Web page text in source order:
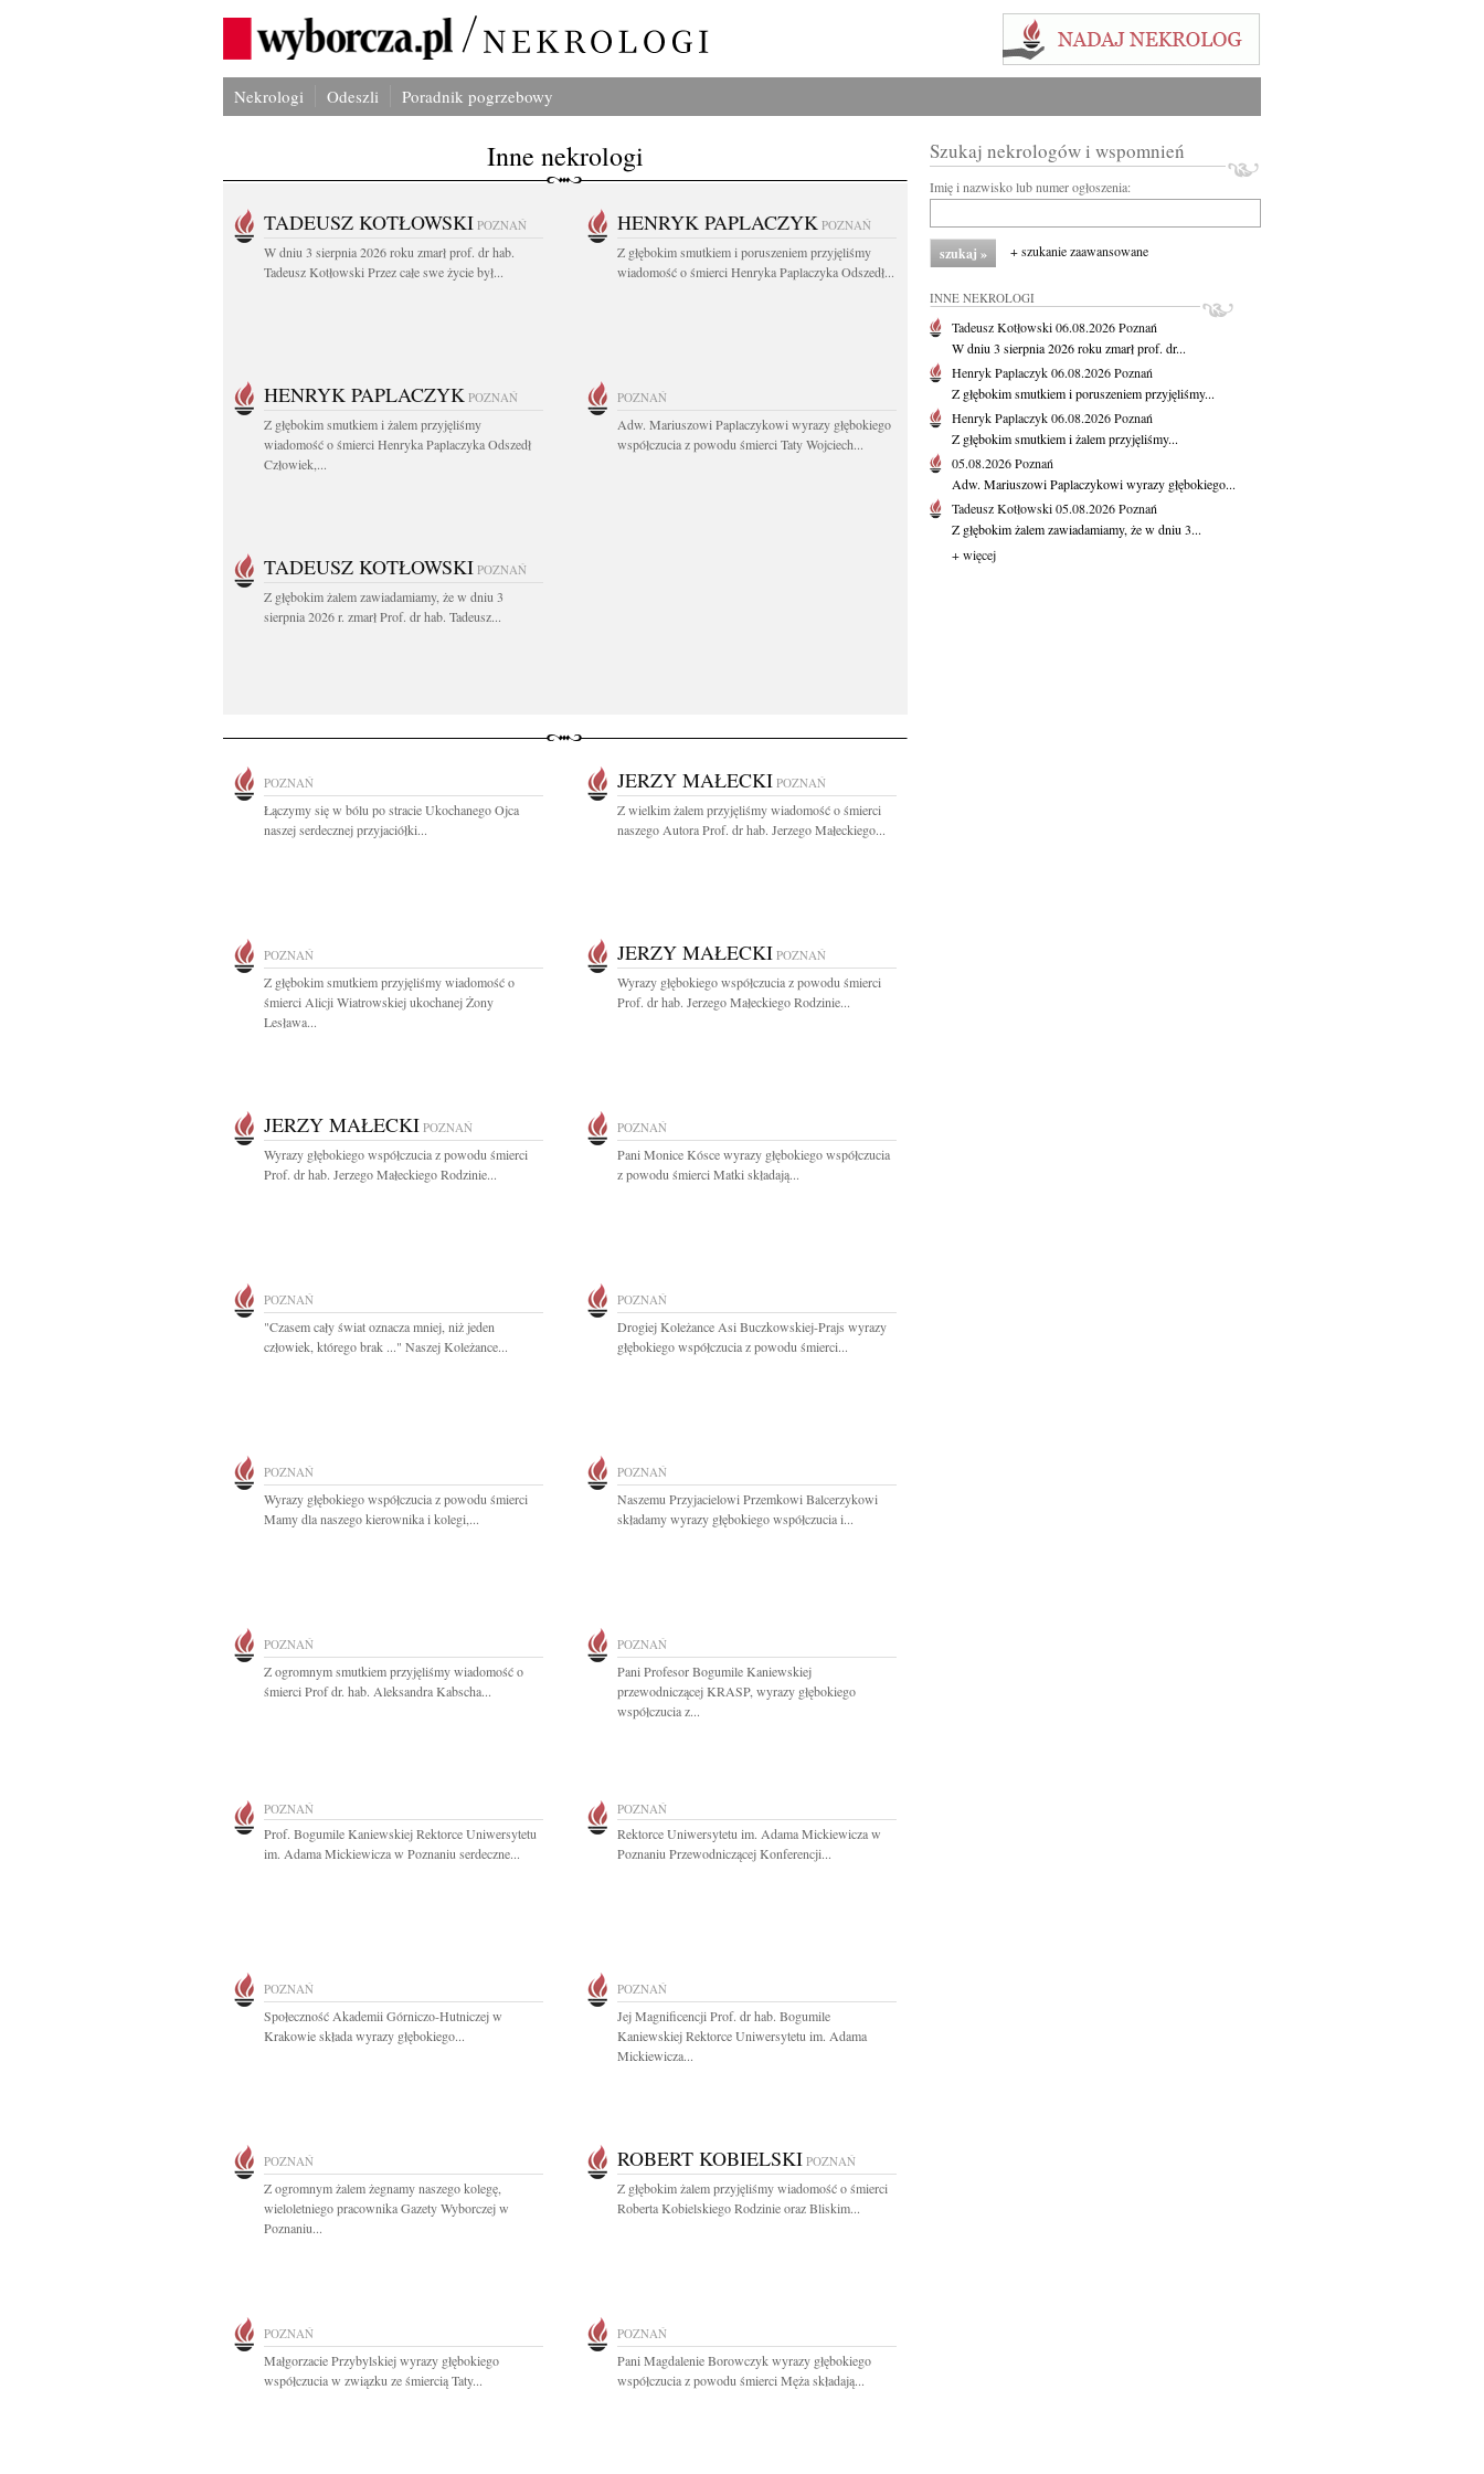
Nekrologi Odeszli Poradnik pogrzebowy
Inne nekrologi
TADEUSZ KOTŁOWSKI POZNAŃ
W dniu 3 sierpnia 2026 roku zmarł prof. dr hab.
Tadeusz Kotłowski Przez całe swe życie był...
HENRYK PAPLACZYK POZNAŃ
Z głębokim smutkiem i poruszeniem przyjęliśmy
wiadomość o śmierci Henryka Paplaczyka Odszedł...
HENRYK PAPLACZYK POZNAŃ
Z głębokim smutkiem i żalem przyjęliśmy
wiadomość o śmierci Henryka Paplaczyka Odszedł
Człowiek,...
POZNAŃ
Adw. Mariuszowi Paplaczykowi wyrazy głębokiego
współczucia z powodu śmierci Taty Wojciech...
TADEUSZ KOTŁOWSKI POZNAŃ
Z głębokim żalem zawiadamiamy, że w dniu 3
sierpnia 2026 r. zmarł Prof. dr hab. Tadeusz...
POZNAŃ
Łączymy się w bólu po stracie Ukochanego Ojca
naszej serdecznej przyjaciółki...
JERZY MAŁECKI POZNAŃ
Z wielkim żalem przyjęliśmy wiadomość o śmierci
naszego Autora Prof. dr hab. Jerzego Małeckiego...
POZNAŃ
Z głębokim smutkiem przyjęliśmy wiadomość o
śmierci Alicji Wiatrowskiej ukochanej Żony
Lesława...
JERZY MAŁECKI POZNAŃ
Wyrazy głębokiego współczucia z powodu śmierci
Prof. dr hab. Jerzego Małeckiego Rodzinie...
JERZY MAŁECKI POZNAŃ
Wyrazy głębokiego współczucia z powodu śmierci
Prof. dr hab. Jerzego Małeckiego Rodzinie...
POZNAŃ
Pani Monice Kósce wyrazy głębokiego współczucia
z powodu śmierci Matki składają...
POZNAŃ
"Czasem cały świat oznacza mniej, niż jeden
człowiek, którego brak ..." Naszej Koleżance...
POZNAŃ
Drogiej Koleżance Asi Buczkowskiej-Prajs wyrazy
głębokiego współczucia z powodu śmierci...
POZNAŃ
Wyrazy głębokiego współczucia z powodu śmierci
Mamy dla naszego kierownika i kolegi,...
POZNAŃ
Naszemu Przyjacielowi Przemkowi Balcerzykowi
składamy wyrazy głębokiego współczucia i...
POZNAŃ
Z ogromnym smutkiem przyjęliśmy wiadomość o
śmierci Prof dr. hab. Aleksandra Kabscha...
POZNAŃ
Pani Profesor Bogumile Kaniewskiej
przewodniczącej KRASP, wyrazy głębokiego
współczucia z...
POZNAŃ
Prof. Bogumile Kaniewskiej Rektorce Uniwersytetu
im. Adama Mickiewicza w Poznaniu serdeczne...
POZNAŃ
Rektorce Uniwersytetu im. Adama Mickiewicza w
Poznaniu Przewodniczącej Konferencji...
POZNAŃ
Społeczność Akademii Górniczo-Hutniczej w
Krakowie składa wyrazy głębokiego...
POZNAŃ
Jej Magnificencji Prof. dr hab. Bogumile
Kaniewskiej Rektorce Uniwersytetu im. Adama
Mickiewicza...
POZNAŃ
Z ogromnym żalem żegnamy naszego kolegę,
wieloletniego pracownika Gazety Wyborczej w
Poznaniu...
ROBERT KOBIELSKI POZNAŃ
Z głębokim żalem przyjęliśmy wiadomość o śmierci
Roberta Kobielskiego Rodzinie oraz Bliskim...
POZNAŃ
Małgorzacie Przybylskiej wyrazy głębokiego
współczucia w związku ze śmiercią Taty...
POZNAŃ
Pani Magdalenie Borowczyk wyrazy głębokiego
współczucia z powodu śmierci Męża składają...
Szukaj nekrologów i wspomnień
Imię i nazwisko lub numer ogłoszenia:
+ szukanie zaawansowane
INNE NEKROLOGI
Tadeusz Kotłowski06.08.2026Poznań
W dniu 3 sierpnia 2026 roku zmarł prof. dr...
Henryk Paplaczyk06.08.2026Poznań
Z głębokim smutkiem i poruszeniem przyjęliśmy...
Henryk Paplaczyk06.08.2026Poznań
Z głębokim smutkiem i żalem przyjęliśmy...
05.08.2026Poznań
Adw. Mariuszowi Paplaczykowi wyrazy głębokiego...
Tadeusz Kotłowski05.08.2026Poznań
Z głębokim żalem zawiadamiamy, że w dniu 3...
+ więcej